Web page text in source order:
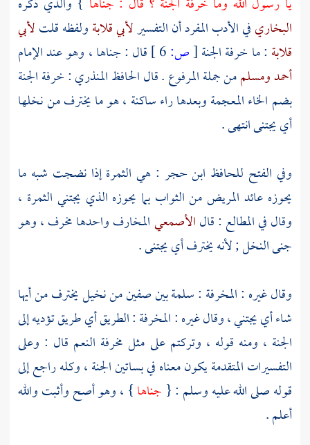
البخاريفي الأدب المفرد أن التفسيرلأبي قلابةولفظه قلتلأبي
قلابة : ما خرفة الجنة[ص:
قال : جناها ، وهو عند الإمام
أحمدومسلممن جملة المرفوع . قالالحافظ المنذري: خرفة الجنة
بضم الخاء المعجمة وبعدها راء ساكنة ، هو ما يخترف من نخلها
أي يجتنى انتهى .
وفي الفتح للحافظ ابن حجر : هي الثمرة إذا نضجت شبه ما
يحوزه عائد المريض من الثواب بما يحوزه الذي يجتني الثمرة ،
وقال في المطالع : قالالأصمعيالمخارف واحدها مخرف ، وهو
جنى النخل ; لأنه يخترف أي يجتنى .
وقال غيره : المخرفة : سلمة بين صفين من نخيل يخترف من أيها
شاء أي يجتني ، وقال غيره : المخرفة : الطريق أي طريق تؤديه إلى
الجنة ، ومنه قوله ، وتركتم على مثل مخرفة النعم قال : وعلى
التفسيرات المتقدمة يكون معناه في بساتين الجنة ، وكله راجع إلى
قوله صلى الله عليه وسلم : { جناها} ، وهو أصح وأثبت والله
أعلم .